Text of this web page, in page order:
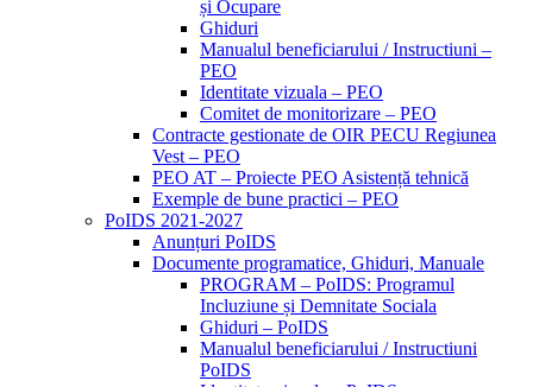
și Ocupare
Ghiduri
Manualul beneficiarului / Instructiuni –
PEO
Identitate vizuala – PEO
Comitet de monitorizare – PEO
Contracte gestionate de OIR PECU Regiunea
Vest – PEO
PEO AT – Proiecte PEO Asistență tehnică
Exemple de bune practici – PEO
PoIDS 2021-2027
Anunțuri PoIDS
Documente programatice, Ghiduri, Manuale
PROGRAM – PoIDS: Programul
Incluziune și Demnitate Sociala
Ghiduri – PoIDS
Manualul beneficiarului / Instructiuni
PoIDS